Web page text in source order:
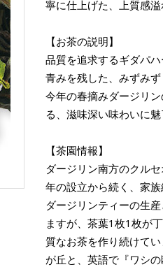
寧に仕上げた、上質感溢
【お茶の説明】
品質を追求するギダパ
青みを残した、みずみ
今年の春摘みダージリ
る、滋味深い味わいに魅
【茶園情報】
ダージリン南方のクル
年の設立から続く、家
ダージリンティーの生
ますが、茶葉1枚1枚が
質なお茶を作り続けて
が丘と、英語で『ワシ